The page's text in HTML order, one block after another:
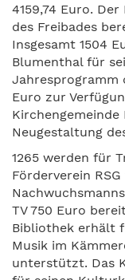
4159,74 Euro.
des Freibades
Insgesamt 1504
Blumenthal für
Jahresprogramm
Euro zur
Neugestaltung
1265 werden für
Förderverein
TV 750 Euro
Bibliothek erhält
Musik im
unterstützt. Das